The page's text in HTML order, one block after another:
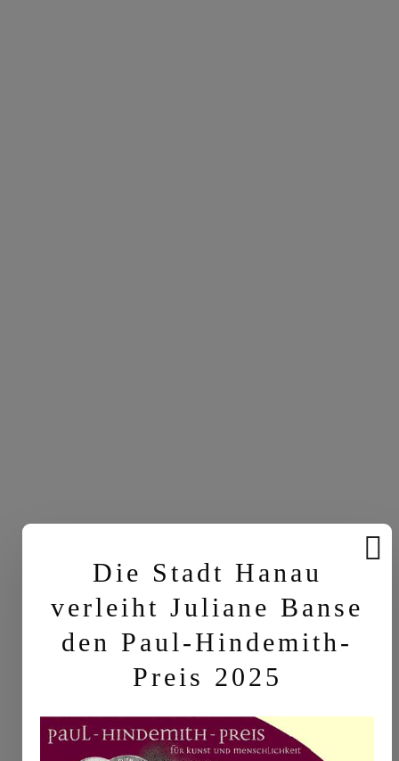
Die Stadt Hanau
verleiht Juliane Banse
den Paul-Hindemith-
Preis 2025